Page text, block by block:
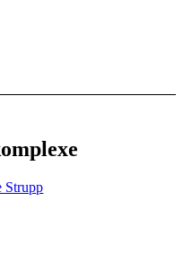
Strupp